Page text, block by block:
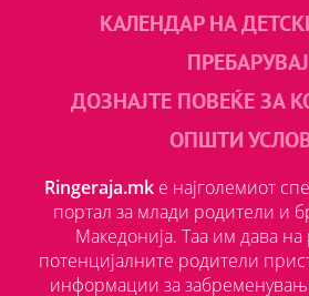
КАЛЕНДАР НА
ПРЕБАРУВАЈ
ДОЗНАЈТЕ ПОВЕЌЕ ЗА
ОПШТИ
Ringeraja.mk е најголемиот
портал за млади родители и
Македонија. Таа им дава
потенцијалните родители
информации за